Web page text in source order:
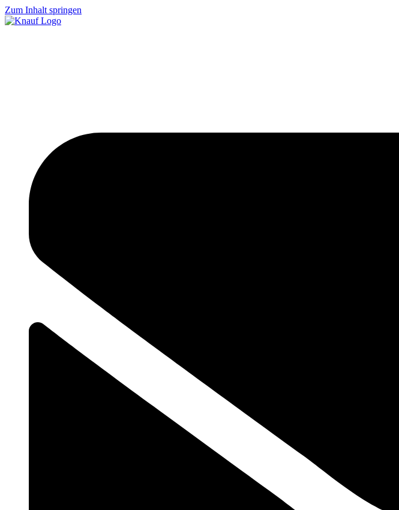
Zum Inhalt springen